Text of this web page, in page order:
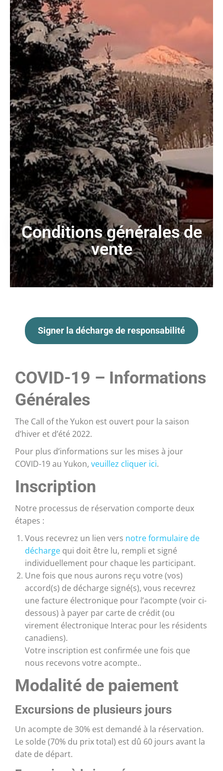
Conditions générales de
vente
Signer la décharge de responsabilité
COVID-19 – Informations
Générales
The Call of the Yukon est ouvert pour la saison
d’hiver et d’été 2022.
Pour plus d’informations sur les mises à jour
COVID-19 au Yukon, veuillez cliquer ici.
Inscription
Notre processus de réservation comporte deux
étapes :
Vous recevrez un lien vers notre formulaire de
décharge qui doit être lu, rempli et signé
individuellement pour chaque les participant.
Une fois que nous aurons reçu votre (vos)
accord(s) de décharge signé(s), vous recevrez
une facture électronique pour l’acompte (voir ci-
dessous) à payer par carte de crédit (ou
virement électronique Interac pour les résidents
canadiens).
Votre inscription est confirmée une fois que
nous recevons votre acompte..
Modalité de paiement
Excursions de plusieurs jours
Un acompte de 30% est demandé à la réservation.
Le solde (70% du prix total) est dû 60 jours avant la
date de départ.